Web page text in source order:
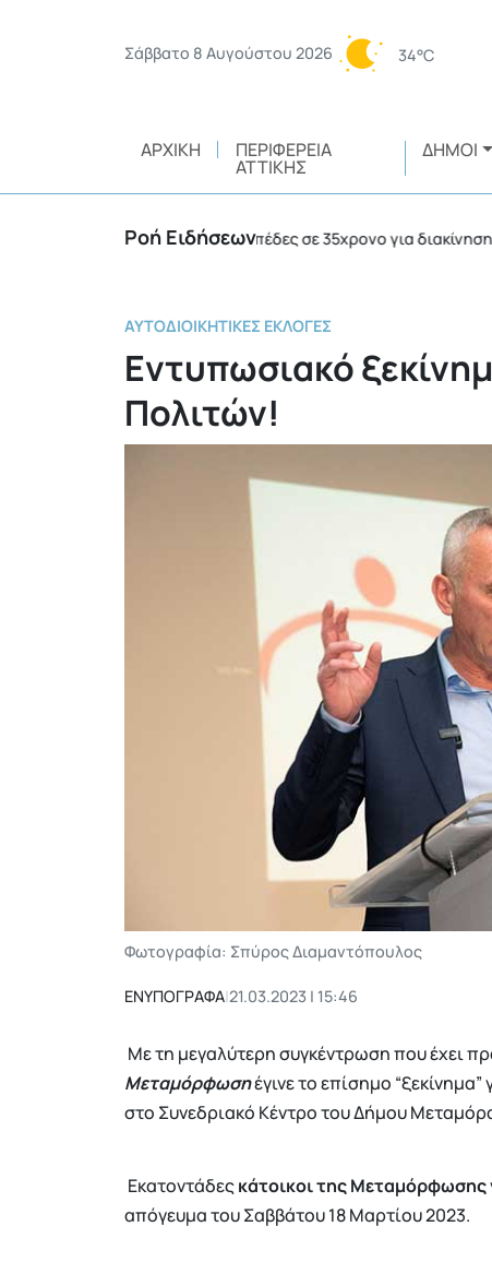
Σάββατο 8 Αυγούστου 2026 34°C
ΑΡΧΙΚΉ ΠΕΡΙΦΈΡΕΙΑ
ΑΤΤΙΚΉΣ
ΔΉΜΟΙ
Ροή Ειδήσεων
Χειροπέδες σε 35χρονο για διακίνηση
ΑΥΤΟΔΙΟΙΚΗΤΙΚΈΣ ΕΚΛΟΓΈΣ
Εντυπωσιακό
Πολιτών!
Φωτογραφία: Σπύρος Διαμαντόπουλος
ΕΝΥΠΟΓΡΑΦΑ|21.03.2023 | 15:46
Με τη μεγαλύτερη συγκέντρωση που έχει
Μεταμόρφωσηέγινε το επίσημο
στο Συνεδριακό Κέντρο του Δήμου
Εκατοντάδεςκάτοικοι της Μεταμόρφωσης
απόγευμα του Σαββάτου 18 Μαρτίου 2023.